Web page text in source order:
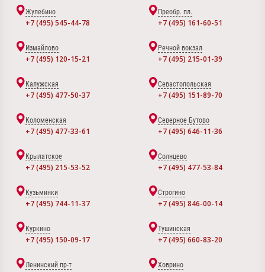
Жулебино
+7 (495) 545-44-78
Преобр. пл.
+7 (495) 161-60-51
Измайлово
+7 (495) 120-15-21
Речной вокзал
+7 (495) 215-01-39
Калужская
+7 (495) 477-50-37
Севастопольская
+7 (495) 151-89-70
Коломенская
+7 (495) 477-33-61
Северное Бутово
+7 (495) 646-11-36
Крылатское
+7 (495) 215-53-52
Солнцево
+7 (495) 477-53-84
Кузьминки
+7 (495) 744-11-37
Строгино
+7 (495) 846-00-14
Куркино
+7 (495) 150-09-17
Тушинская
+7 (495) 660-83-20
Ленинский пр-т Ховрино